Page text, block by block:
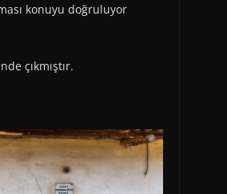
konuyu doğruluyor
çıkmıştır.